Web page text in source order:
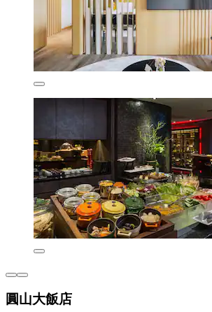
圓山大飯店